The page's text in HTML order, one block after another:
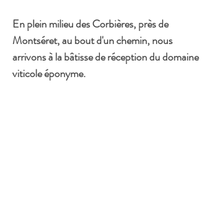
En plein milieu des Corbières, près de
Montséret, au bout d'un chemin, nous
arrivons à la bâtisse de réception du domaine
viticole éponyme.